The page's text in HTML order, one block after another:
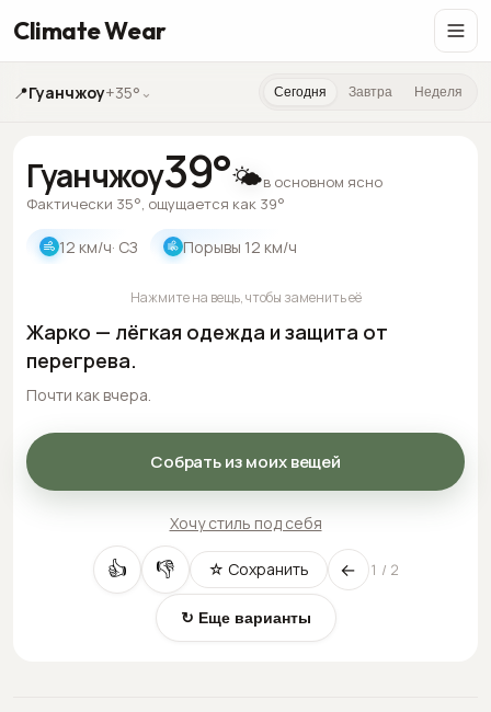
Climate Wear
📍Гуанчжоу+35° ⌄ Сегодня Завтра Неделя
Гуанчжоу39°🌤️в основном ясно
Фактически 35°, ощущается как 39°
12 км/ч· СЗ Порывы 12 км/ч
Жарко — лёгкая одежда и защита от
перегрева.
Почти как вчера.
Собрать из моих вещей
Хочу стиль под себя
Нажмите на вещь, чтобы заменить её
👍 👎 ☆ Сохранить ← 1 / 2
↻ Еще варианты